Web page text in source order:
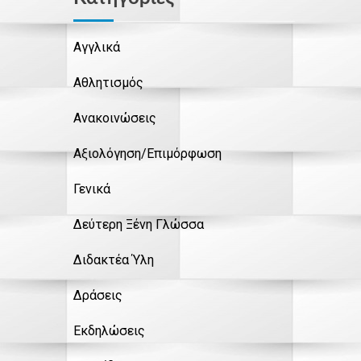
Αγγλικά
Αθλητισμός
Ανακοινώσεις
Αξιολόγηση/Επιμόρφωση
Γενικά
Δεύτερη Ξένη Γλώσσα
Διδακτέα Ύλη
Δράσεις
Εκδηλώσεις